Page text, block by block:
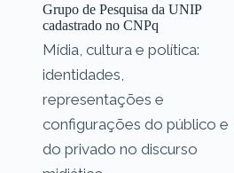
Grupo de Pesquisa da UNIP
cadastrado no CNPq
Mídia, cultura e política:
identidades,
representações e
configurações do público e
do privado no discurso